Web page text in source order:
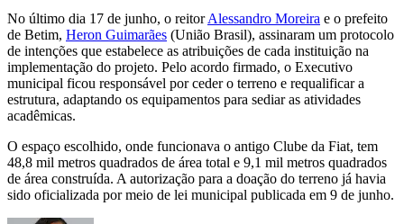
No último dia 17 de junho, o reitorAlessandro Moreira e o prefeito
de Betim, Heron Guimarães (União Brasil), assinaram um protocolo
de intenções que estabelece as atribuições de cada instituição na
implementação do projeto. Pelo acordo firmado, o Executivo
municipal ficou responsável por ceder o terreno e requalificar a
estrutura, adaptando os equipamentos para sediar as atividades
acadêmicas.
O espaço escolhido, onde funcionava o antigo Clube da Fiat, tem
48,8 mil metros quadrados de área total e 9,1 mil metros quadrados
de área construída. A autorização para a doação do terreno já havia
sido oficializada por meio de lei municipal publicada em 9 de junho.